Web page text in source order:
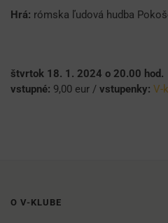
Hrá: rómska ľudová hudba
štvrtok 18. 1. 2024 o 20.00 hod.
vstupné: 9,00 eur / vstupenky: V-
O V-KLUBE